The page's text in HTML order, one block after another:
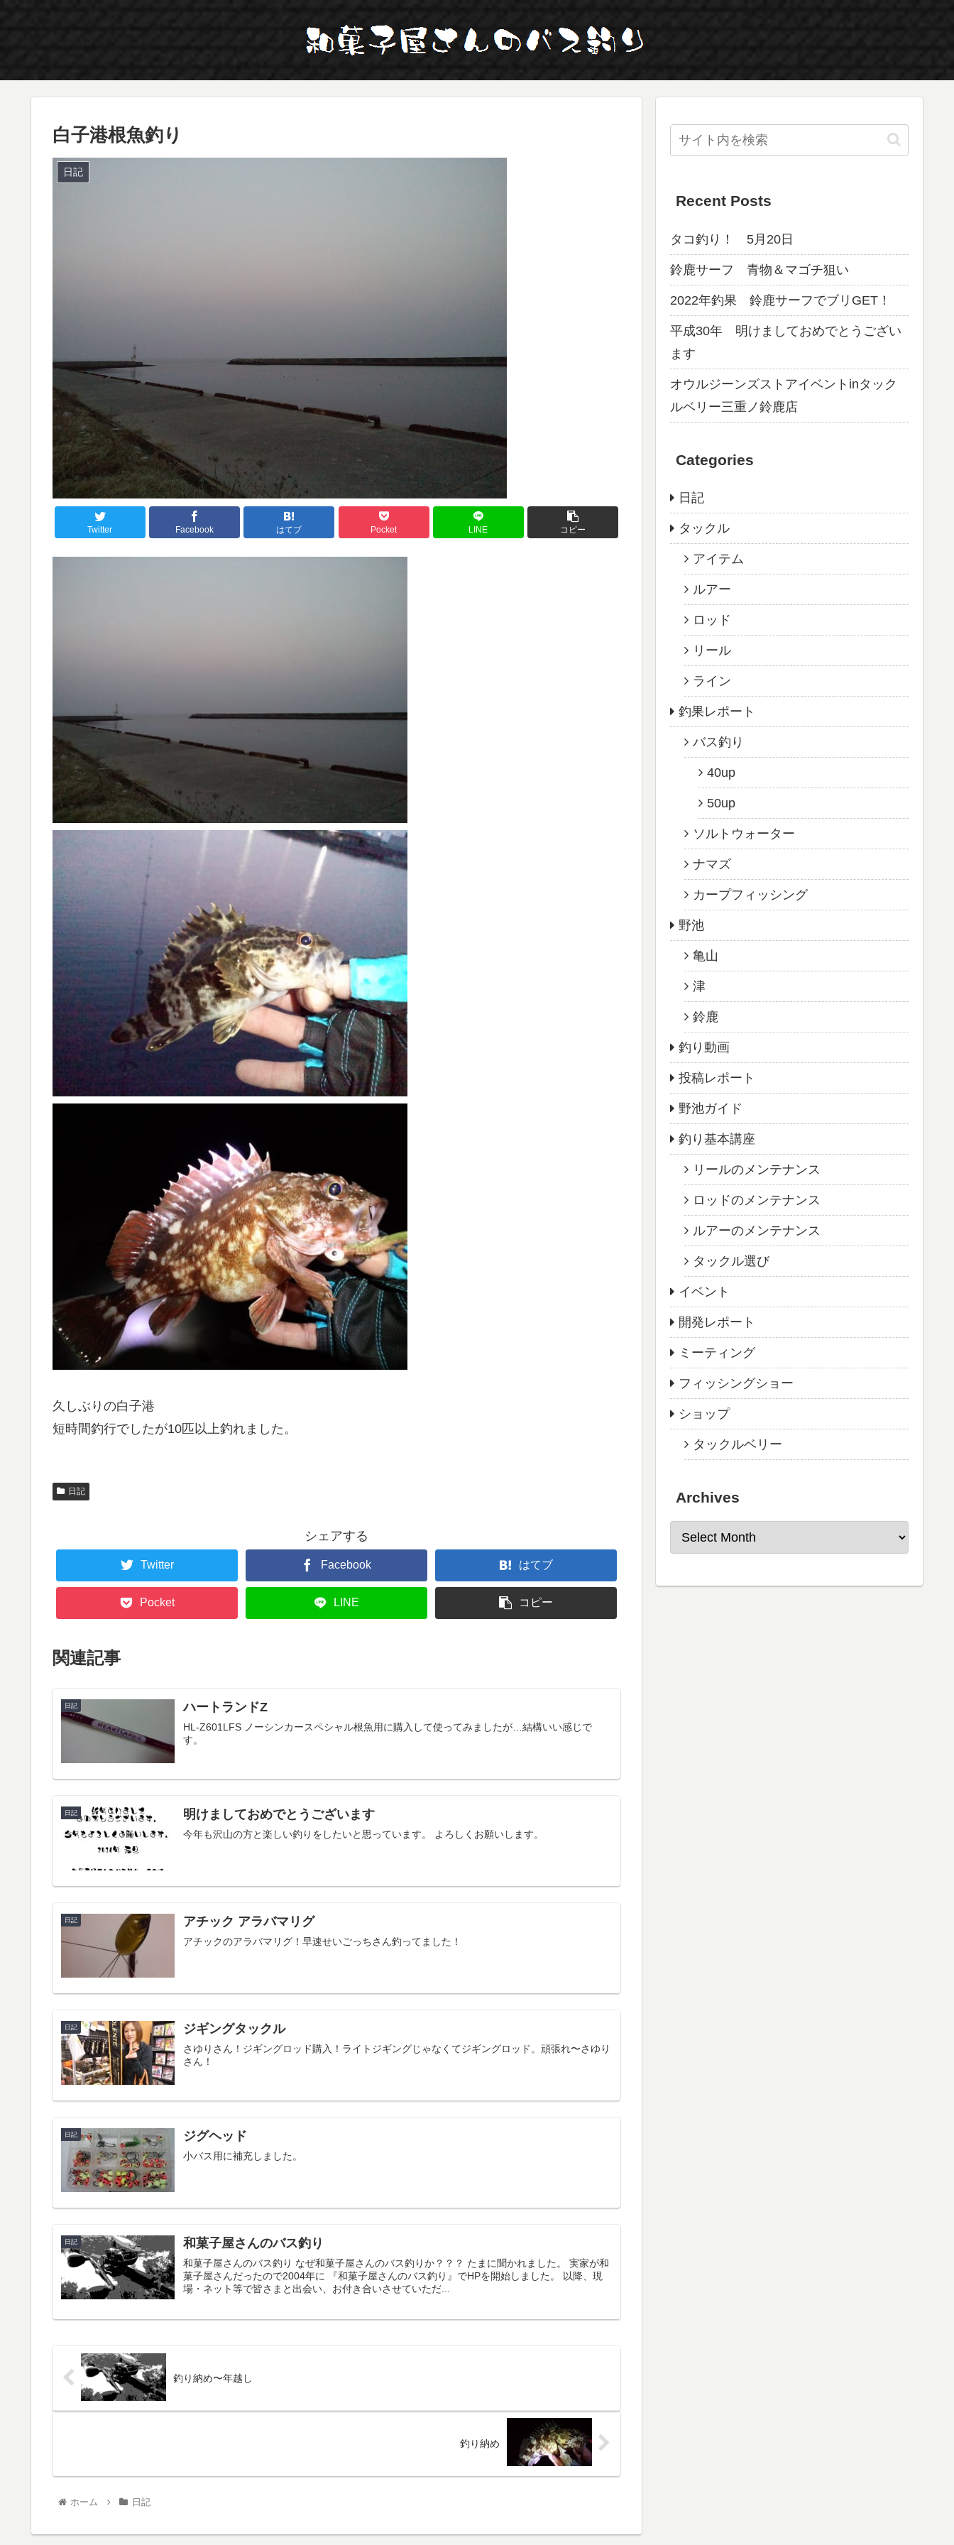
白子港根魚釣り
日記
Twitter Facebook はてブ Pocket LINE コピー
久しぶりの白子港
短時間釣行でしたが10匹以上釣れました。
日記
シェアする
Twitter Facebook はてブ
Pocket LINE コピー
関連記事
日記 ハートランドZ
HL-Z601LFS ノーシンカースペシャル根魚用に購入して使ってみましたが…結構いい感じで
す。
日記 明けましておめでとうございます
今年も沢山の方と楽しい釣りをしたいと思っています。 よろしくお願いします。
日記 アチック アラバマリグ
アチックのアラバマリグ！早速せいごっちさん釣ってました！
日記 ジギングタックル
さゆりさん！ジギングロッド購入！ライトジギングじゃなくてジギングロッド。頑張れ〜さゆり
さん！
日記 ジグヘッド
小バス用に補充しました。
日記 和菓子屋さんのバス釣り
和菓子屋さんのバス釣り なぜ和菓子屋さんのバス釣りか？？？ たまに聞かれました。 実家が和
菓子屋さんだったので2004年に 『和菓子屋さんのバス釣り』でHPを開始しました。 以降、現
場・ネット等で皆さまと出会い、お付き合いさせていただ...
釣り納め〜年越し
釣り納め
ホーム 日記
Recent Posts
タコ釣り！ 5月20日
鈴鹿サーフ 青物＆マゴチ狙い
2022年釣果 鈴鹿サーフでブリGET！
平成30年 明けましておめでとうござい
ます
オウルジーンズストアイベントinタック
ルベリー三重ノ鈴鹿店
Categories
日記
タックル
アイテム
ルアー
ロッド
リール
ライン
釣果レポート
バス釣り
40up
50up
ソルトウォーター
ナマズ
カープフィッシング
野池
亀山
津
鈴鹿
釣り動画
投稿レポート
野池ガイド
釣り基本講座
リールのメンテナンス
ロッドのメンテナンス
ルアーのメンテナンス
タックル選び
イベント
開発レポート
ミーティング
フィッシングショー
ショップ
タックルベリー
Archives